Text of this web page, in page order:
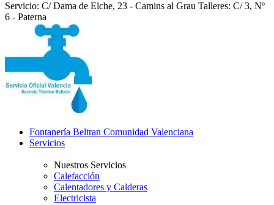
Servicio: C/ Dama de Elche, 23 - Camins al Grau Talleres: C/ 3, Nº
6 - Paterna
Fontanería Beltran Comunidad Valenciana
Servicios
Nuestros Servicios
Calefacción
Calentadores y Calderas
Electricista